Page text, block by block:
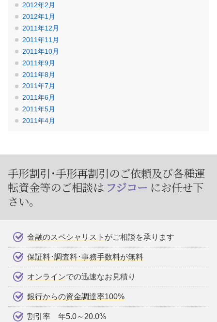
2012年2月
2012年1月
2011年12月
2011年11月
2011年10月
2011年9月
2011年8月
2011年7月
2011年6月
2011年5月
2011年4月
手形割引･手形再割引のご依頼及び各種運
転資金等のご相談は フジコー にお任せ下
さい。
金融のスペシャリスト がご相談を承ります
保証料･調査料･事務手数料が無料
オンラインでの迅速なお見積り
銀行からの資金調達率100%
割引率 年5.0～20.0%